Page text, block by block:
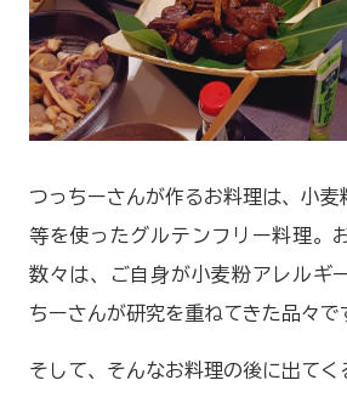
つっちーさんが作るお料理は、小
等を使ったグルテンフリー料理。
数々は、ご自身が小麦粉アレルギ
ちーさんが研究を重ねてきた品々で
そして、そんなお料理の後に出てく